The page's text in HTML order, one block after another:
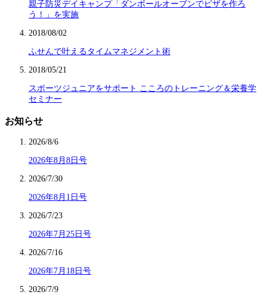
親子防災デイキャンプ「ダンボールオーブンでピザを作ろ
う！」を実施
2018/08/02
ふせんで叶えるタイムマネジメント術
2018/05/21
スポーツジュニアをサポート こころのトレーニング＆栄養学
セミナー
お知らせ
2026/8/6
2026年8月8日号
2026/7/30
2026年8月1日号
2026/7/23
2026年7月25日号
2026/7/16
2026年7月18日号
2026/7/9